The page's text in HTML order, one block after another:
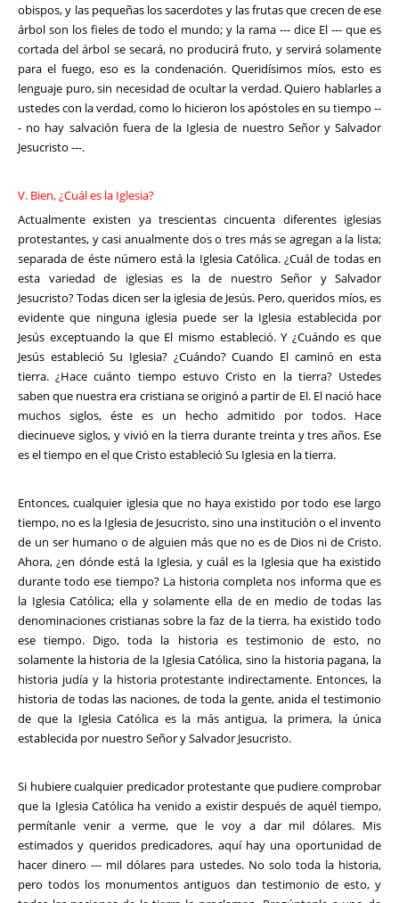
obispos, y las pequeñas los sacerdotes y las frutas que crecen de ese
árbol son los fieles de todo el mundo; y la rama --- dice El --- que es
cortada del árbol se secará, no producirá fruto, y servirá solamente
para el fuego, eso es la condenación. Queridísimos míos, esto es
lenguaje puro, sin necesidad de ocultar la verdad. Quiero hablarles a
ustedes con la verdad, como lo hicieron los apóstoles en su tiempo --
- no hay salvación fuera de la Iglesia de nuestro Señor y Salvador
Jesucristo ---.
V. Bien, ¿Cuál es la Iglesia?
Actualmente existen ya trescientas cincuenta diferentes iglesias
protestantes, y casi anualmente dos o tres más se agregan a la lista;
separada de éste número está la Iglesia Católica. ¿Cuál de todas en
esta variedad de iglesias es la de nuestro Señor y Salvador
Jesucristo? Todas dicen ser la iglesia de Jesús. Pero, queridos míos, es
evidente que ninguna iglesia puede ser la Iglesia establecida por
Jesús exceptuando la que El mismo estableció. Y ¿Cuándo es que
Jesús estableció Su Iglesia? ¿Cuándo? Cuando El caminó en esta
tierra. ¿Hace cuánto tiempo estuvo Cristo en la tierra? Ustedes
saben que nuestra era cristiana se originó a partir de El. El nació hace
muchos siglos, éste es un hecho admitido por todos. Hace
diecinueve siglos, y vivió en la tierra durante treinta y tres años. Ese
es el tiempo en el que Cristo estableció Su Iglesia en la tierra.
Entonces, cualquier iglesia que no haya existido por todo ese largo
tiempo, no es la Iglesia de Jesucristo, sino una institución o el invento
de un ser humano o de alguien más que no es de Dios ni de Cristo.
Ahora, ¿en dónde está la Iglesia, y cuál es la Iglesia que ha existido
durante todo ese tiempo? La historia completa nos informa que es
la Iglesia Católica; ella y solamente ella de en medio de todas las
denominaciones cristianas sobre la faz de la tierra, ha existido todo
ese tiempo. Digo, toda la historia es testimonio de esto, no
solamente la historia de la Iglesia Católica, sino la historia pagana, la
historia judía y la historia protestante indirectamente. Entonces, la
historia de todas las naciones, de toda la gente, anida el testimonio
de que la Iglesia Católica es la más antigua, la primera, la única
establecida por nuestro Señor y Salvador Jesucristo.
Si hubiere cualquier predicador protestante que pudiere comprobar
que la Iglesia Católica ha venido a existir después de aquél tiempo,
permítanle venir a verme, que le voy a dar mil dólares. Mis
estimados y queridos predicadores, aquí hay una oportunidad de
hacer dinero --- mil dólares para ustedes. No solo toda la historia,
pero todos los monumentos antiguos dan testimonio de esto, y